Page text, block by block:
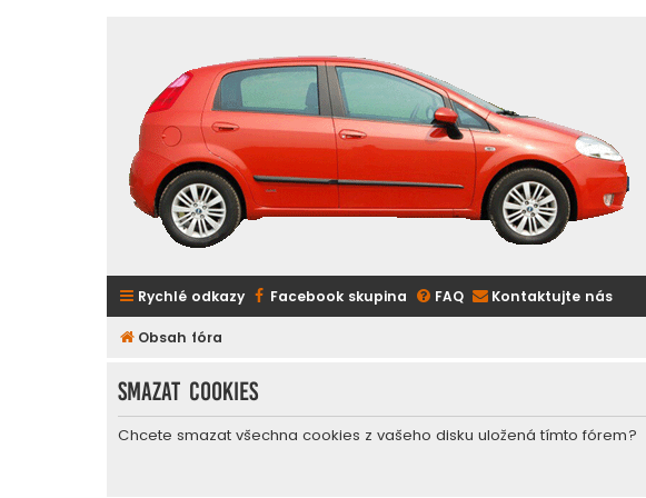
Rychlé odkazy Facebook skupina FAQ Kontaktujte nás
Obsah fóra
Smazat cookies
Chcete smazat všechna cookies z vašeho disku uložená tímto fórem?